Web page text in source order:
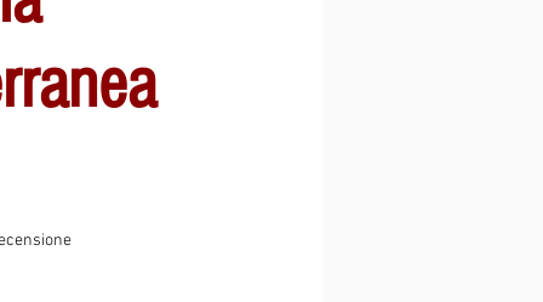
la valutazione è 5.0 su cinque stelle